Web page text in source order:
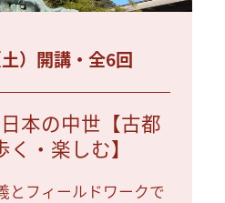
）開講・全6回
本の中世【古都
・楽しむ】
とフィールドワークで